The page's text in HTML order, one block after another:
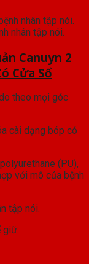
nhân tập nói.
Canuyn 2
Cửa Sổ
theo mọi góc
cài dạng bóp có
(PU),
với mô của bệnh
tập nói.
giữ.